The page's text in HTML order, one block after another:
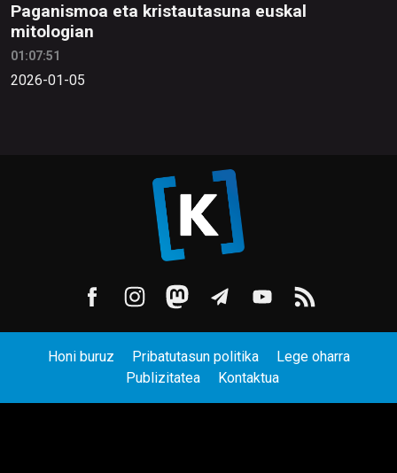
Paganismoa eta kristautasuna euskal
mitologian
01:07:51
2026-01-05
Honi buruz Pribatutasun politika
Lege oharra
Publizitatea
Kontaktua